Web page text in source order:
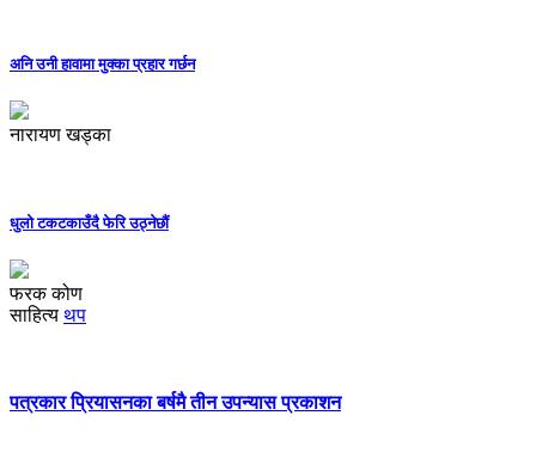
अनि उनी हावामा मुक्का प्रहार गर्छन
नारायण खड्का
धुलो टकटकाउँदै फेरि उठ्नेछौं
फरक कोण
साहित्य थप
पत्रकार प्रियासनका बर्षमै तीन उपन्यास प्रकाशन